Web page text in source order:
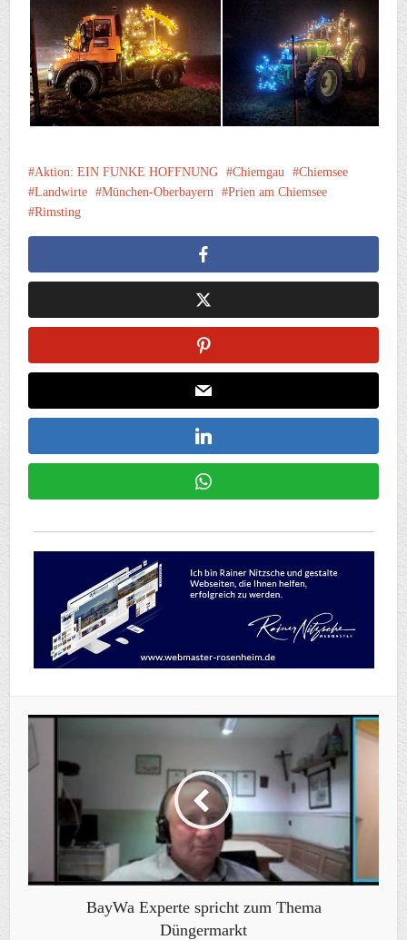
Aktion: EIN FUNKE HOFFNUNG Chiemgau
Chiemsee
Landwirte
München-Oberbayern
Prien am Chiemsee
Rimsting
BayWa Experte spricht zum Thema
Düngermarkt